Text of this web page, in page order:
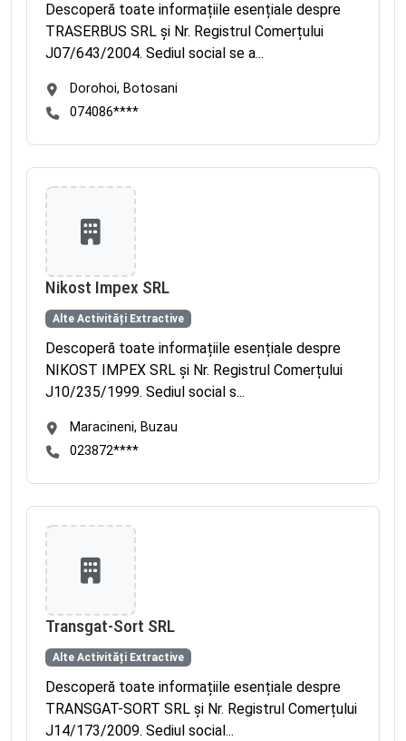
Descoperă toate informațiile esențiale despre
TRASERBUS SRL și Nr. Registrul Comerțului
J07/643/2004. Sediul social se a...
Dorohoi, Botosani
074086****
Nikost Impex SRL
Alte Activități Extractive
Descoperă toate informațiile esențiale despre
NIKOST IMPEX SRL și Nr. Registrul Comerțului
J10/235/1999. Sediul social s...
Maracineni, Buzau
023872****
Transgat-Sort SRL
Alte Activități Extractive
Descoperă toate informațiile esențiale despre
TRANSGAT-SORT SRL și Nr. Registrul Comerțului
J14/173/2009. Sediul social...